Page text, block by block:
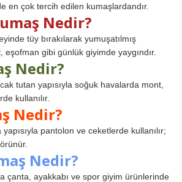
en çok tercih edilen kumaşlardandır.
Nedir?
tüy bırakılarak yumuşatılmış
gibi günlük giyimde yaygındır.
Nedir?
tutan yapısıyla soğuk havalarda mont,
kullanılır.
Nedir?
pantolon ve ceketlerde kullanılır;
Nedir?
çanta, ayakkabı ve spor giyim ürünlerinde